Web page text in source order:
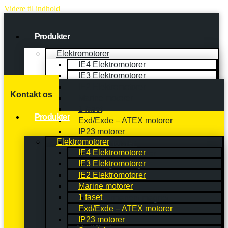
Videre til indhold
Produkter
Elektromotorer
IE4 Elektromotorer
IE3 Elektromotorer
1 faset
Exd/Exde – ATEX motorer
IP23 motorer
Special motorer
Bremsemotorer
High voltage
High output
NEMA
Permanent magnet
DC motorer
Slipring
Kontakt os
Produkter
Elektromotorer
IE4 Elektromotorer
IE3 Elektromotorer
IE2 Elektromotorer
Marine motorer
1 faset
Exd/Exde – ATEX motorer
IP23 motorer